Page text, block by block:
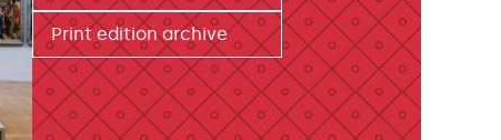
Print edition archive